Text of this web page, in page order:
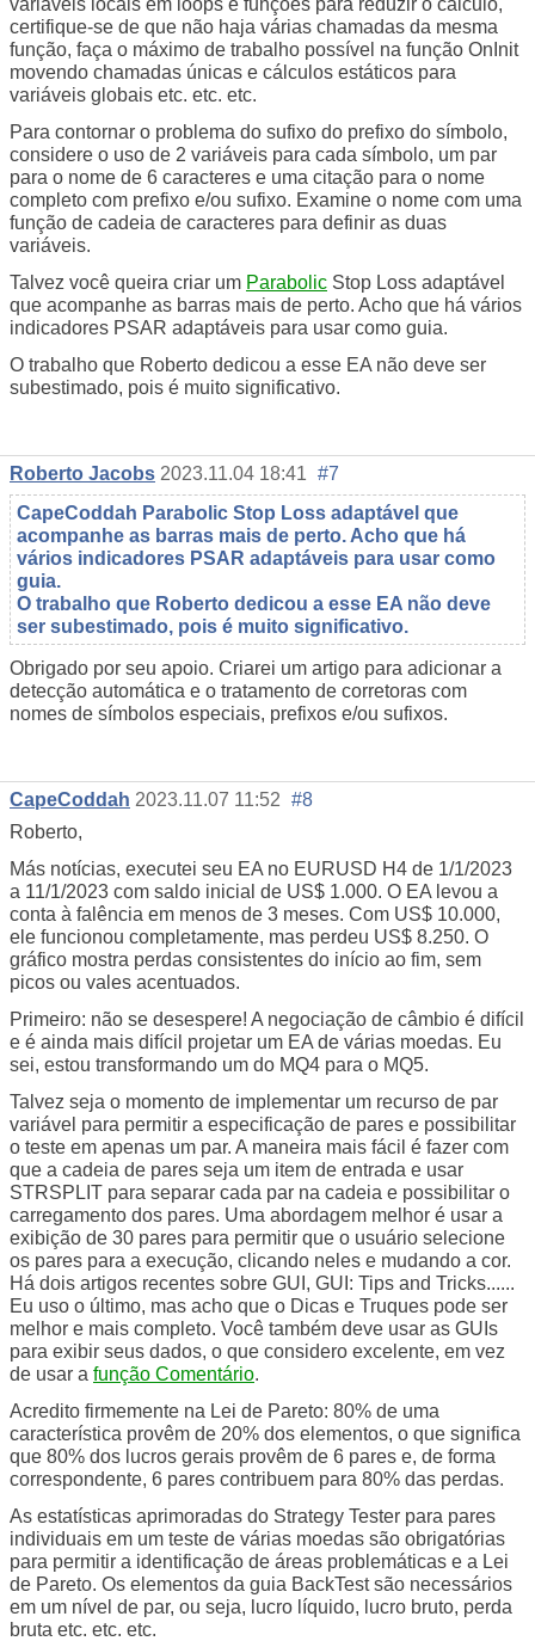
variáveis locais em loops e funções para reduzir o cálculo,
certifique-se de que não haja várias chamadas da mesma
função, faça o máximo de trabalho possível na função OnInit
movendo chamadas únicas e cálculos estáticos para
variáveis globais etc. etc. etc.
Para contornar o problema do sufixo do prefixo do símbolo,
considere o uso de 2 variáveis para cada símbolo, um par
para o nome de 6 caracteres e uma citação para o nome
completo com prefixo e/ou sufixo. Examine o nome com uma
função de cadeia de caracteres para definir as duas
variáveis.
Talvez você queira criar um Parabolic Stop Loss adaptável
que acompanhe as barras mais de perto. Acho que há vários
indicadores PSAR adaptáveis para usar como guia.
O trabalho que Roberto dedicou a esse EA não deve ser
subestimado, pois é muito significativo.
Roberto Jacobs 2023.11.04 18:41 #7
CapeCoddah Parabolic Stop Loss adaptável que
acompanhe as barras mais de perto. Acho que há
vários indicadores PSAR adaptáveis para usar como
guia.
O trabalho que Roberto dedicou a esse EA não deve
ser subestimado, pois é muito significativo.
Obrigado por seu apoio. Criarei um artigo para adicionar a
detecção automática e o tratamento de corretoras com
nomes de símbolos especiais, prefixos e/ou sufixos.
CapeCoddah 2023.11.07 11:52 #8
Roberto,
Más notícias, executei seu EA no EURUSD H4 de 1/1/2023
a 11/1/2023 com saldo inicial de US$ 1.000. O EA levou a
conta à falência em menos de 3 meses. Com US$ 10.000,
ele funcionou completamente, mas perdeu US$ 8.250. O
gráfico mostra perdas consistentes do início ao fim, sem
picos ou vales acentuados.
Primeiro: não se desespere! A negociação de câmbio é difícil
e é ainda mais difícil projetar um EA de várias moedas. Eu
sei, estou transformando um do MQ4 para o MQ5.
Talvez seja o momento de implementar um recurso de par
variável para permitir a especificação de pares e possibilitar
o teste em apenas um par. A maneira mais fácil é fazer com
que a cadeia de pares seja um item de entrada e usar
STRSPLIT para separar cada par na cadeia e possibilitar o
carregamento dos pares. Uma abordagem melhor é usar a
exibição de 30 pares para permitir que o usuário selecione
os pares para a execução, clicando neles e mudando a cor.
Há dois artigos recentes sobre GUI, GUI: Tips and Tricks......
Eu uso o último, mas acho que o Dicas e Truques pode ser
melhor e mais completo. Você também deve usar as GUIs
para exibir seus dados, o que considero excelente, em vez
de usar a função Comentário.
Acredito firmemente na Lei de Pareto: 80% de uma
característica provêm de 20% dos elementos, o que significa
que 80% dos lucros gerais provêm de 6 pares e, de forma
correspondente, 6 pares contribuem para 80% das perdas.
As estatísticas aprimoradas do Strategy Tester para pares
individuais em um teste de várias moedas são obrigatórias
para permitir a identificação de áreas problemáticas e a Lei
de Pareto. Os elementos da guia BackTest são necessários
em um nível de par, ou seja, lucro líquido, lucro bruto, perda
bruta etc. etc. etc.